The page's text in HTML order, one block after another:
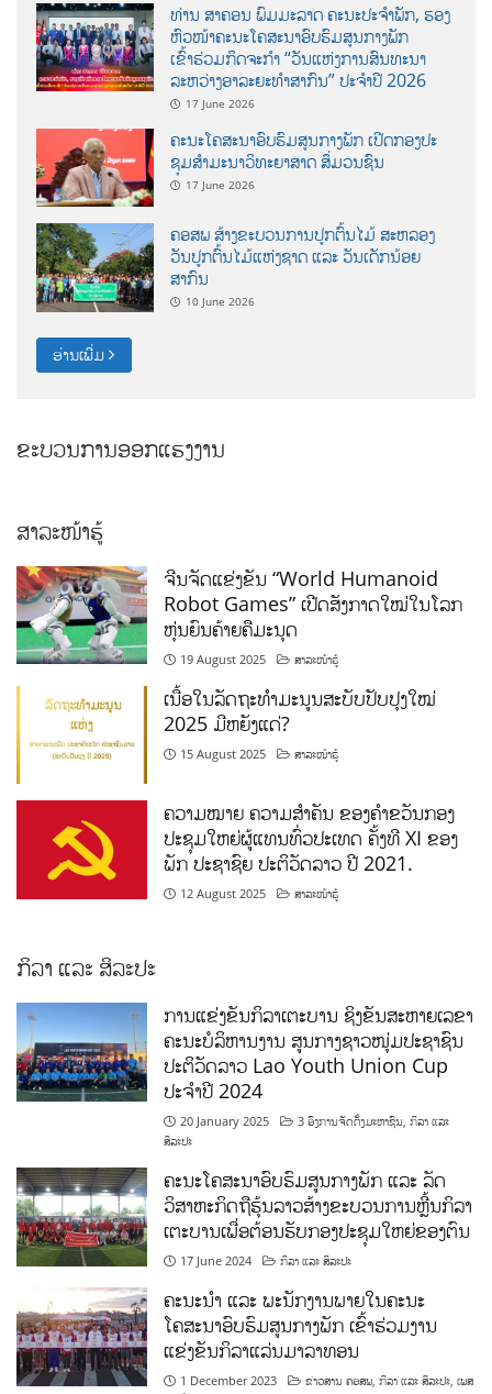
ທ່ານ ສາຄອນ ພົມມະລາດ ຄະນະປະຈໍາພັກ, ຮອງ
ຫົວໜ້າຄະນະໂຄສະນາອົບຮົມສູນກາງພັກ
ເຂົ້າຮ່ວມກິດຈະກຳ “ວັນແຫ່ງການສົນທະນາ
ລະຫວ່າງອາລະຍະທຳສາກົນ” ປະຈຳປີ 2026
17 June 2026
ຄະນະໂຄສະນາອົບຮົມສູນກາງພັກ ເປີດກອງປະ
ຊຸມສຳມະນາວິທະຍາສາດ ສຶ່ມວນຊົນ
17 June 2026
ຄອສພ ສ້າງຂະບວນການປູກຕົ້ນໄມ້ ສະຫລອງ
ວັນປູກຕົ້ນໄມ້ແຫ່ງຊາດ ແລະ ວັນເດັກນ້ອຍ
ສາກົນ
10 June 2026
ອ່ານເພີ່ມ
ຂະບວນການອອກແຮງງານ
ສາລະໜ້າຮູ້
ຈີນຈັດແຂ່ງຂັນ “World Humanoid
Robot Games” ເປີດສັງກາດໃໝ່ໃນໂລກ
ຫຸ່ນຍົນຄ້າຍຄືມະນຸດ
19 August 2025 ສາລະໜ້າຮູ້
ເນື້ອໃນລັດຖະທຳມະນູນສະບັບປັບປຸງໃໝ່
2025 ມີຫຍັງແດ່?
15 August 2025 ສາລະໜ້າຮູ້
ຄວາມໝາຍ ຄວາມສໍາຄັນ ຂອງຄໍາຂວັນກອງ
ປະຊຸມໃຫຍ່ຜູ້ແທນທົ່ວປະເທດ ຄັ້ງທີ XI ຂອງ
ພັກ ປະຊາຊົຍ ປະຕິວັດລາວ ປີ 2021.
12 August 2025 ສາລະໜ້າຮູ້
ກິລາ ແລະ ສິລະປະ
ການແຂ່ງຂັນກິລາເຕະບານ ຊິງຂັນສະຫາຍເລຂາ
ຄະນະບໍລິຫານງານ ສູນກາງຊາວໜຸ່ມປະຊາຊົນ
ປະຕິວັດລາວ Lao Youth Union Cup
ປະຈຳປີ 2024
20 January 2025 3 ອົງການຈັດຕັ້ງມະຫາຊົນ,ກິລາ ແລະ
ສິລະປະ
ຄະນະໂຄສະນາອົບຮົມສູນກາງພັກ ແລະ ລັດ
ວິສາຫະກິດຖືຮຸ້ນລາວສ້າງຂະບວນການຫຼີ້ນກິລາ
ເຕະບານເພື່ອຕ້ອນຮັບກອງປະຊຸມໃຫຍ່ຂອງຕົນ
17 June 2024 ກິລາ ແລະ ສິລະປະ
ຄະນະນຳ ແລະ ພະນັກງານພາຍໃນຄະນະ
ໂຄສະນາອົບຮົມສູນກາງພັກ ເຂົ້າຮ່ວມງານ
ແຂ່ງຂັນກິລາແລ່ນມາລາທອນ
1 December 2023 ຂ່າວສານ ຄອສພ,ກິລາ ແລະ ສິລະປະ,ເພສ